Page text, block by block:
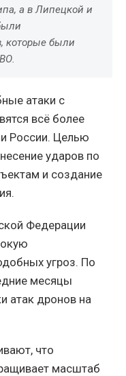
а в Липецкой и
которые были
атаки с
всё более
России. Целью
ударов по
и создание
Федерации
угроз. По
месяцы
атак дронов на
что
масштаб